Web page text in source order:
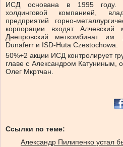
ИСД основана в 1995 году.
холдинговой компанией,
предприятий горно-
корпорации входят Алчевский
Днепровский меткомбинат им.
Dunaferr и ISD-Huta Czestochowa.
50%+2 акции ИСД контролирует
главе с Александром Катуниным,
Олег Мкртчан.
Ссылки по теме:
Александр Пилипенко устал